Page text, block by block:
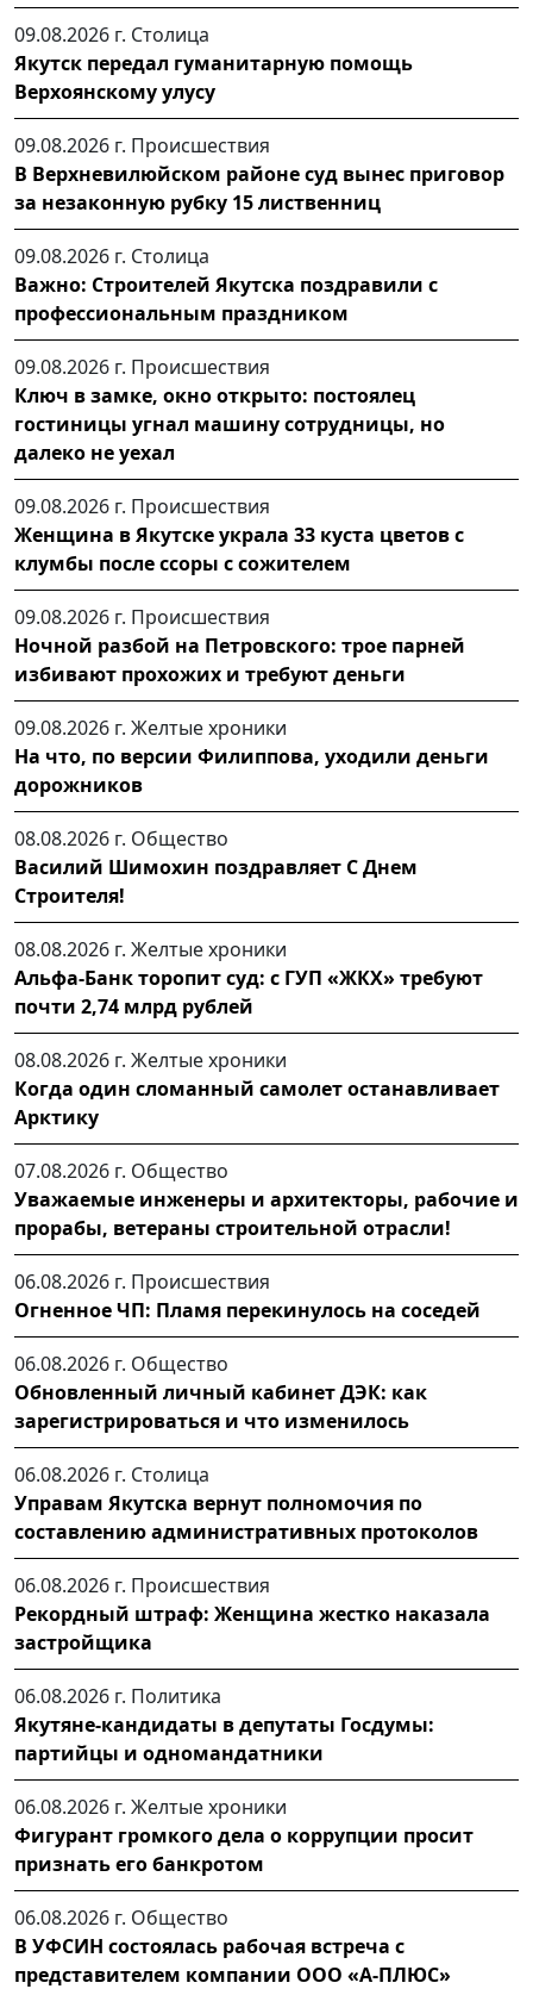
09.08.2026 г. Столица
Якутск передал гуманитарную помощь
Верхоянскому улусу
09.08.2026 г. Происшествия
В Верхневилюйском районе суд вынес приговор
за незаконную рубку 15 лиственниц
09.08.2026 г. Столица
Важно: Строителей Якутска поздравили с
профессиональным праздником
09.08.2026 г. Происшествия
Ключ в замке, окно открыто: постоялец
гостиницы угнал машину сотрудницы, но
далеко не уехал
09.08.2026 г. Происшествия
Женщина в Якутске украла 33 куста цветов с
клумбы после ссоры с сожителем
09.08.2026 г. Происшествия
Ночной разбой на Петровского: трое парней
избивают прохожих и требуют деньги
09.08.2026 г. Желтые хроники
На что, по версии Филиппова, уходили деньги
дорожников
08.08.2026 г. Общество
Василий Шимохин поздравляет С Днем
Строителя!
08.08.2026 г. Желтые хроники
Альфа-Банк торопит суд: с ГУП «ЖКХ» требуют
почти 2,74 млрд рублей
08.08.2026 г. Желтые хроники
Когда один сломанный самолет останавливает
Арктику
07.08.2026 г. Общество
Уважаемые инженеры и архитекторы, рабочие и
прорабы, ветераны строительной отрасли!
06.08.2026 г. Происшествия
Огненное ЧП: Пламя перекинулось на соседей
06.08.2026 г. Общество
Обновленный личный кабинет ДЭК: как
зарегистрироваться и что изменилось
06.08.2026 г. Столица
Управам Якутска вернут полномочия по
составлению административных протоколов
06.08.2026 г. Происшествия
Рекордный штраф: Женщина жестко наказала
застройщика
06.08.2026 г. Политика
Якутяне-кандидаты в депутаты Госдумы:
партийцы и одномандатники
06.08.2026 г. Желтые хроники
Фигурант громкого дела о коррупции просит
признать его банкротом
06.08.2026 г. Общество
В УФСИН состоялась рабочая встреча с
представителем компании ООО «А-ПЛЮС»